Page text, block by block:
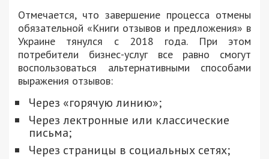
Отмечается, что завершение процесса отмены
обязательной «Книги отзывов и предложения» в
Украине тянулся с 2018 года. При этом
потребители бизнес-услуг все равно смогут
воспользоваться альтернативными способами
выражения отзывов:
Через «горячую линию»;
Через лектронные или классические
письма;
Через страницы в социальных сетях;